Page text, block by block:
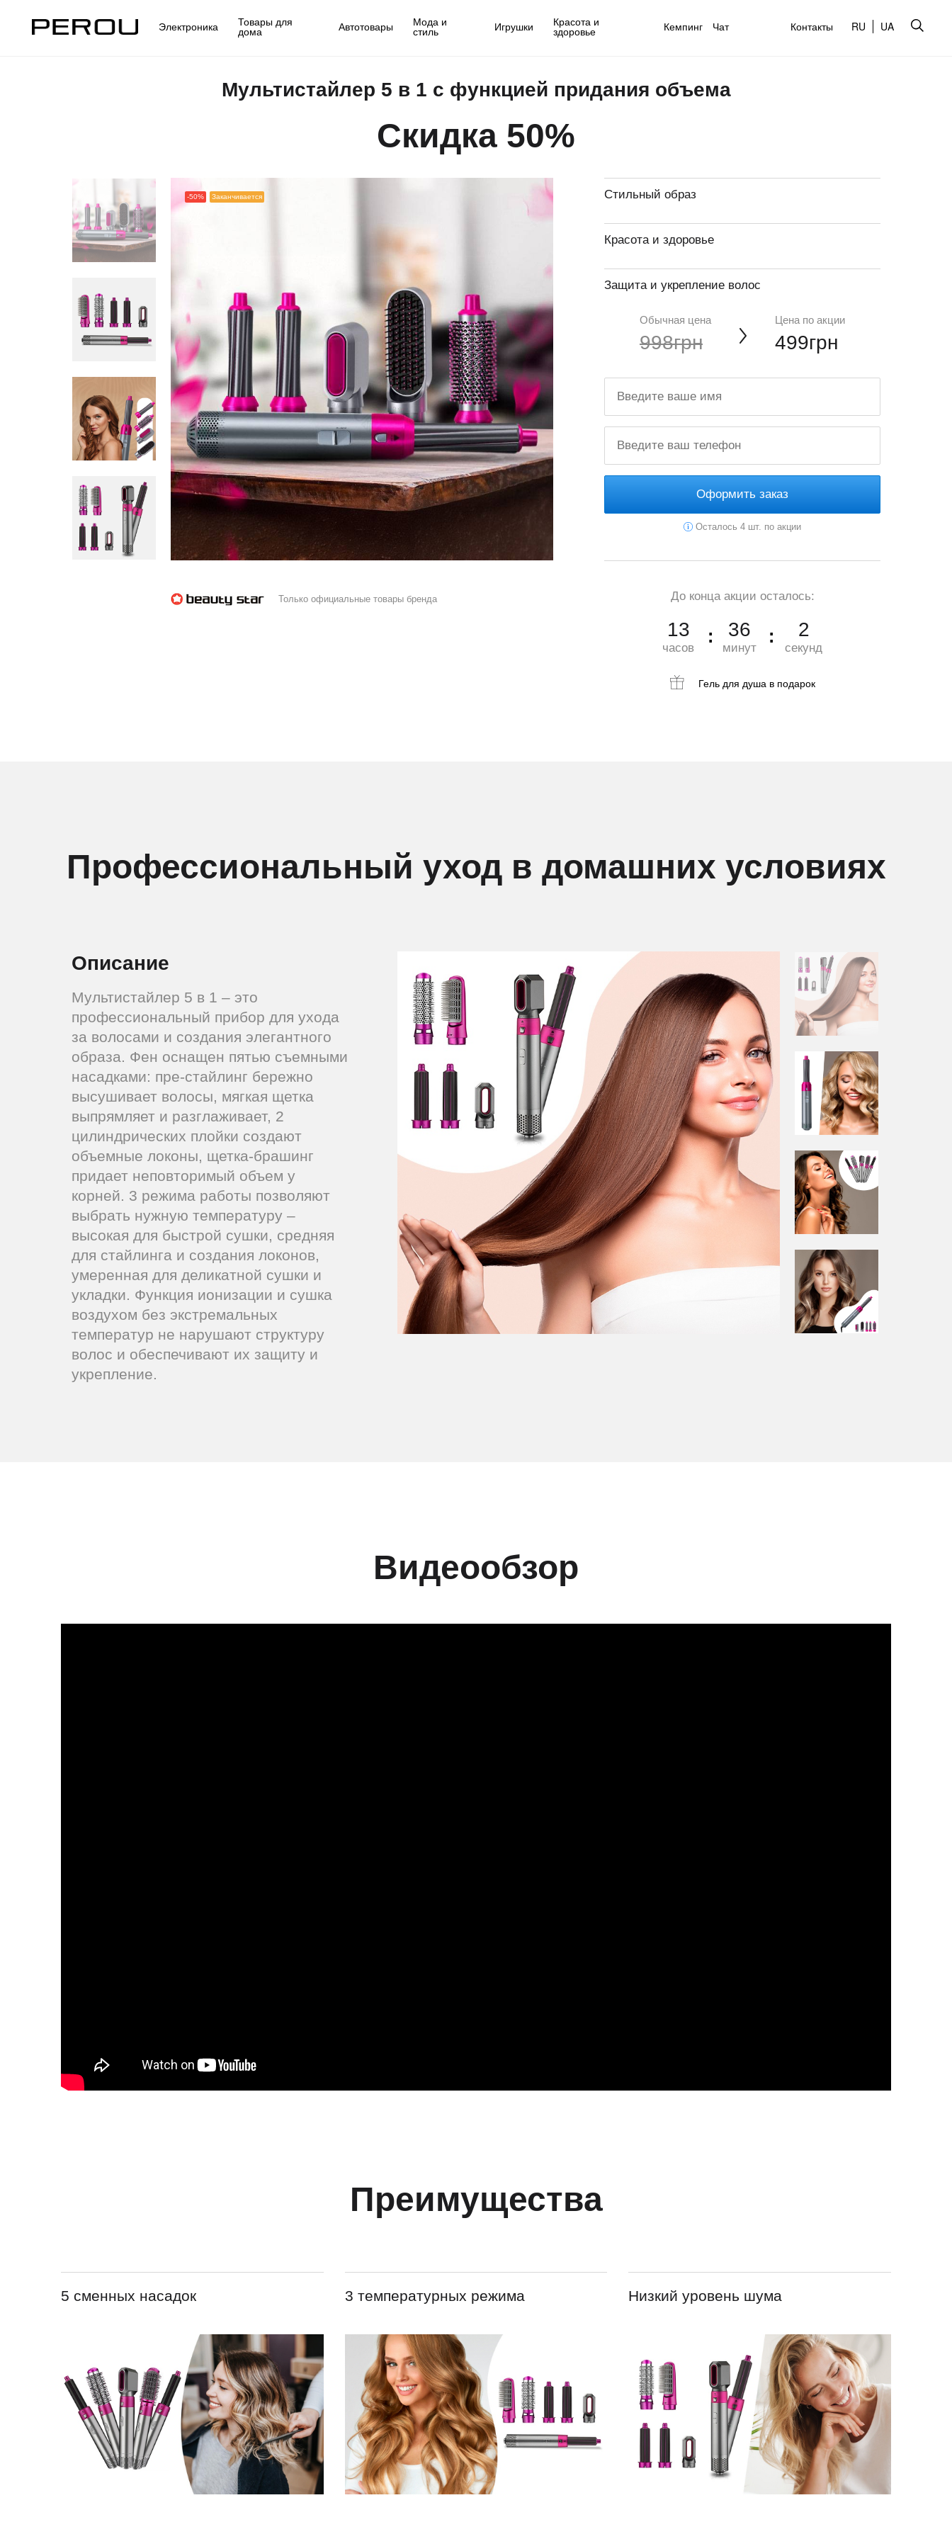
Электроника Товары для
дома Автотовары Мода и
стиль Игрушки Красота и
здоровье Кемпинг Чат Контакты RU UA
Мультистайлер 5 в 1 с функцией придания объема
Скидка 50%
-50% Заканчивается
Только официальные товары бренда
Стильный образ
Красота и здоровье
Защита и укрепление волос
Обычная цена
998грн
Цена по акции
499грн
Оформить заказ
Осталось 4 шт. по акции
До конца акции осталось:
13
часов
36
минут
0
секунд
Гель для душа в подарок
Профессиональный уход в домашних условиях
Описание
Мультистайлер 5 в 1 – это
профессиональный прибор для ухода
за волосами и создания элегантного
образа. Фен оснащен пятью съемными
насадками: пре-стайлинг бережно
высушивает волосы, мягкая щетка
выпрямляет и разглаживает, 2
цилиндрических плойки создают
объемные локоны, щетка-брашинг
придает неповторимый объем у
корней. 3 режима работы позволяют
выбрать нужную температуру –
высокая для быстрой сушки, средняя
для стайлинга и создания локонов,
умеренная для деликатной сушки и
укладки. Функция ионизации и сушка
воздухом без экстремальных
температур не нарушают структуру
волос и обеспечивают их защиту и
укрепление.
Видеообзор
Преимущества
5 сменных насадок 3 температурных режима Низкий уровень шума